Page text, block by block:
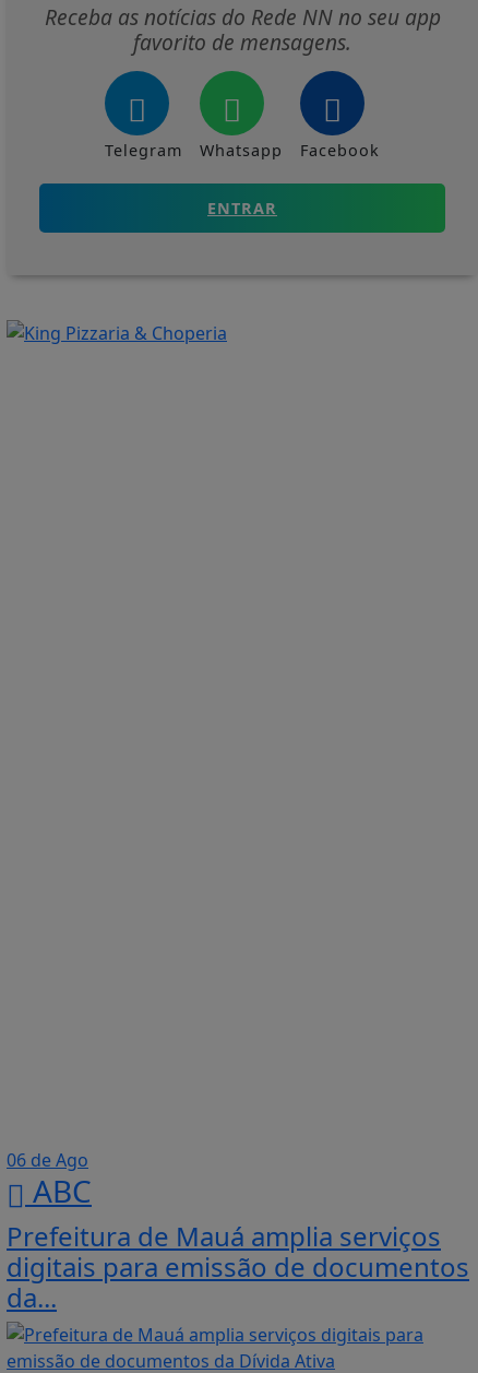
Receba as notícias do Rede NN no seu app
favorito de mensagens.
Telegram Whatsapp Facebook
ENTRAR
06 de Ago
ABC
Prefeitura de Mauá amplia serviços
digitais para emissão de documentos
da...